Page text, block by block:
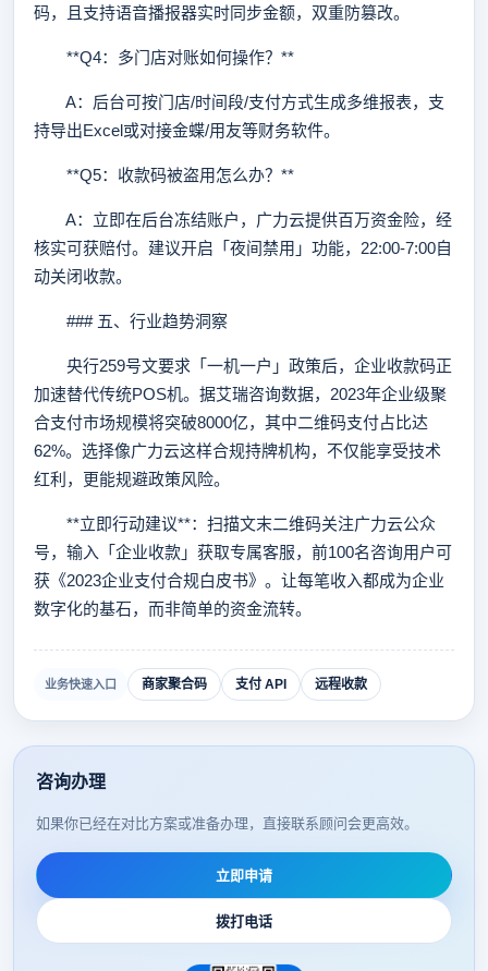
码，且支持语音播报器实时同步金额，双重防篡改。
**Q4：多门店对账如何操作？**
A：后台可按门店/时间段/支付方式生成多维报表，支
持导出Excel或对接金蝶/用友等财务软件。
**Q5：收款码被盗用怎么办？**
A：立即在后台冻结账户，广力云提供百万资金险，经
核实可获赔付。建议开启「夜间禁用」功能，22:00-7:00自
动关闭收款。
### 五、行业趋势洞察
央行259号文要求「一机一户」政策后，企业收款码正
加速替代传统POS机。据艾瑞咨询数据，2023年企业级聚
合支付市场规模将突破8000亿，其中二维码支付占比达
62%。选择像广力云这样合规持牌机构，不仅能享受技术
红利，更能规避政策风险。
**立即行动建议**：扫描文末二维码关注广力云公众
号，输入「企业收款」获取专属客服，前100名咨询用户可
获《2023企业支付合规白皮书》。让每笔收入都成为企业
数字化的基石，而非简单的资金流转。
业务快速入口 商家聚合码 支付 API 远程收款
咨询办理
如果你已经在对比方案或准备办理，直接联系顾问会更高效。
立即申请
拨打电话